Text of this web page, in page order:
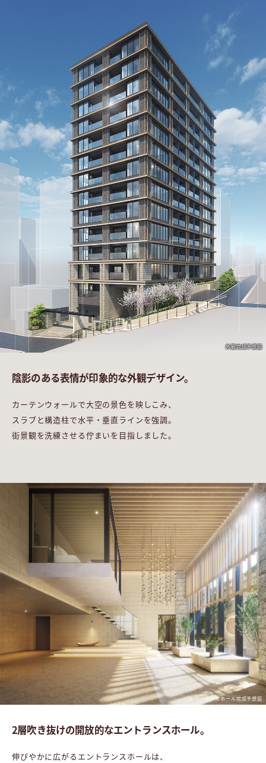
外観完成予想図
陰影のある表情が印象的な外観デザイン。
カーテンウォールで大空の景色を映しこみ、
スラブと構造柱で水平・垂直ラインを強調。
街景観を洗練させる佇まいを目指しました。
エントランスホール完成予想図
2層吹き抜けの開放的なエントランスホール。
伸びやかに広がるエントランスホールは、